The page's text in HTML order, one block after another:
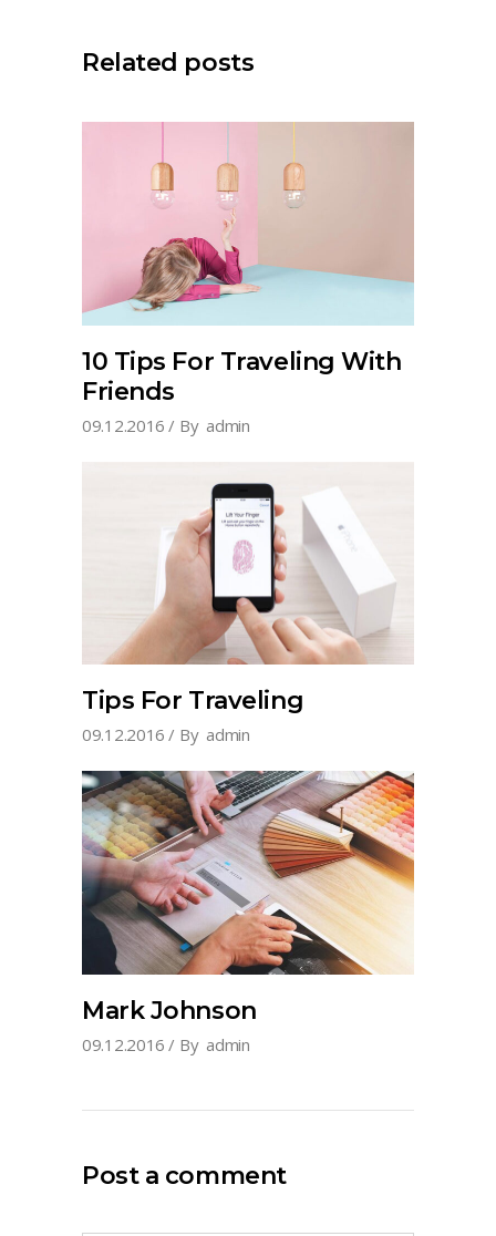
Related posts
10 Tips For Traveling With
Friends
09.12.2016 By admin
Tips For Traveling
09.12.2016 By admin
Mark Johnson
09.12.2016 By admin
Post a comment